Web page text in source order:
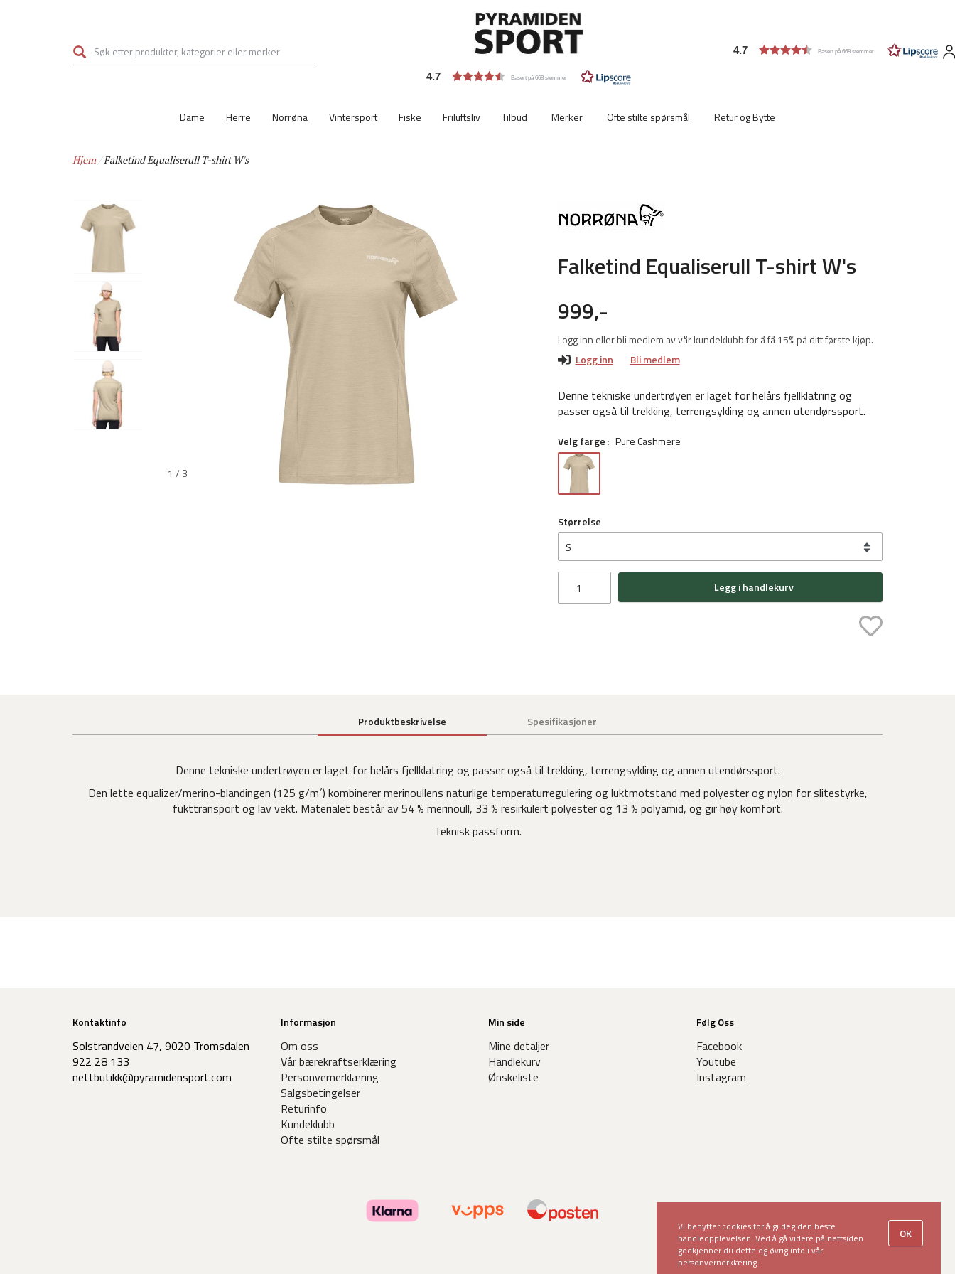
4.7 Basert på 668 stemmer
4.7 Basert på 668 stemmer
Dame Herre Norrøna Vintersport Fiske Friluftsliv Tilbud Viktigste
Merker Ofte stilte spørsmål Retur og Bytte
Hjem Falketind Equaliserull T-shirt W's
1 / 3
Falketind Equaliserull T-shirt W's
999,-
Logg inn eller bli medlem av vår kundeklubb for å få 15% på ditt første kjøp.
Logg inn
Bli medlem
Denne tekniske undertrøyen er laget for helårs fjellklatring og
passer også til trekking, terrengsykling og annen utendørssport.
Velg farge Pure Cashmere
Størrelse
Legg i handlekurv
Produktbeskrivelse Spesifikasjoner
Denne tekniske undertrøyen er laget for helårs fjellklatring og passer også til trekking, terrengsykling og annen utendørssport.
Den lette equalizer/merino-blandingen (125 g/m²) kombinerer merinoullens naturlige temperaturregulering og luktmotstand med polyester og nylon for slitestyrke,
fukttransport og lav vekt. Materialet består av 54 % merinoull, 33 % resirkulert polyester og 13 % polyamid, og gir høy komfort.
Teknisk passform.
Kontaktinfo
Solstrandveien 47, 9020 Tromsdalen
922 28 133
nettbutikk@pyramidensport.com
Informasjon
Om oss
Vår bærekraftserklæring
Personvernerklæring
Salgsbetingelser
Returinfo
Kundeklubb
Ofte stilte spørsmål
Min side
Mine detaljer
Handlekurv
Ønskeliste
Følg Oss
Facebook
Youtube
Instagram
Vi benytter cookies for å gi deg den beste
handleopplevelsen. Ved å gå videre på nettsiden
godkjenner du dette og øvrig info i vår
personvernerklæring.
OK